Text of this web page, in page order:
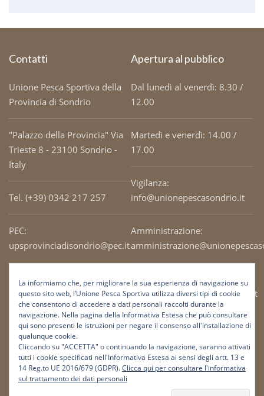
Contatti
Unione Pesca Sportiva della
Provincia di Sondrio
"Palazzo della Provincia" Via
Trieste 8 - 23100 Sondrio -
Italy
Tel. (+39) 0342 217 257
PEC:
upsprovinciadisondrio@pec.it
Codice Fiscale: 93003690141
Apertura al pubblico
Dal lunedì al venerdì: 8.30 /
12.00
Martedì e venerdì: 14.00 /
17.00
Vigilanza:
info@unionepescasondrio.it
Amministrazione:
Ufficio tecnico:
tecnico@unionepescasondrio.it
Informazioni:
info@unionepescasondrio.it
La informiamo che, per migliorare la sua esperienza di navigazione su
questo sito web, l’Unione Pesca Sportiva utilizza diversi tipi di cookie
che consentono di accedere a dati personali raccolti durante la
navigazione. Nella pagina della Informativa Estesa che può consultare
qui sono presenti le istruzioni per negare il consenso all'installazione di
qualunque cookie.
Cliccando su "ACCETTA" o continuando la navigazione, saranno attivati
tutti i cookie specificati nell'Informativa Estesa ai sensi degli artt. 13 e
14 Reg.to UE 2016/679 (GDPR).Clicca qui per consultare l'informativa
sul trattamento dei dati personali